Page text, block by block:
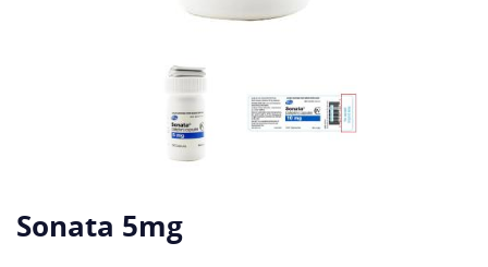
Sonata 5mg